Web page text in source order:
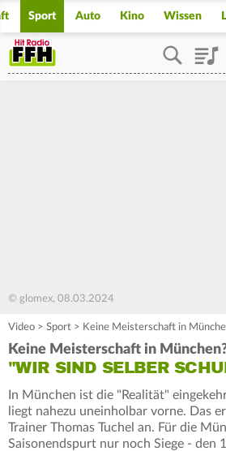
Sport Auto Kino Wissen
© glomex, 08.03.2024
Video > Sport > Keine Meisterschaft in
Keine Meisterschaft in
"WIR SIND SELBER
In München ist die "Realität"
liegt nahezu uneinholbar vorne. Das
Trainer Thomas Tuchel an. Für die
Saisonendspurt nur noch Siege - den